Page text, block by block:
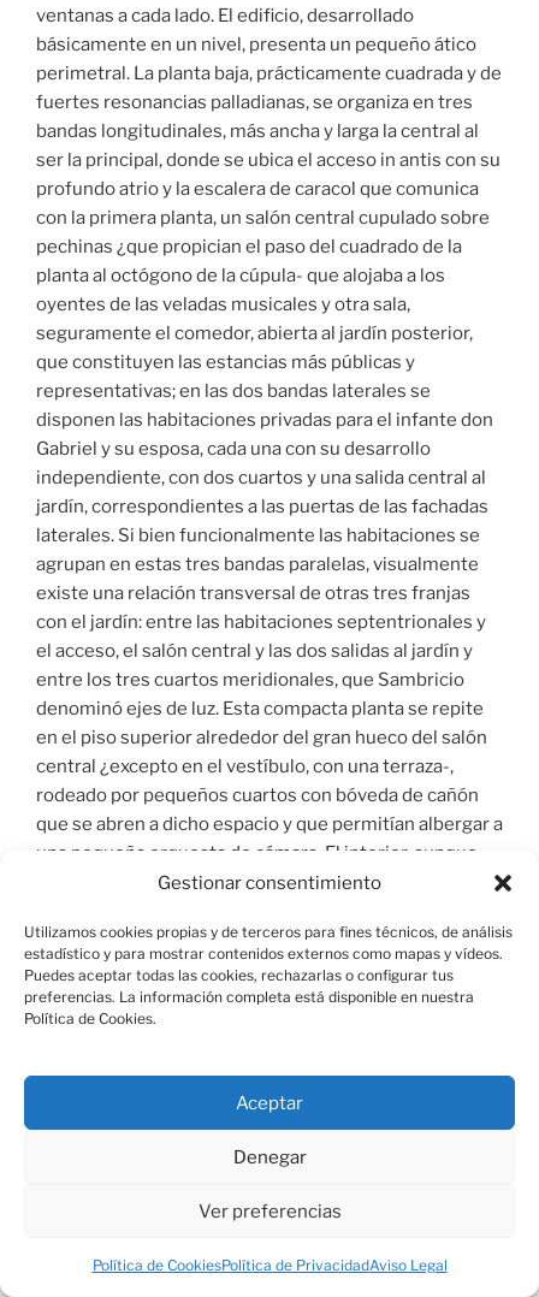
Gestionar consentimiento
Utilizamos cookies propias y de terceros para fines técnicos, de análisis
estadístico y para mostrar contenidos externos como mapas y vídeos.
Puedes aceptar todas las cookies, rechazarlas o configurar tus
preferencias. La información completa está disponible en nuestra
Política de Cookies.
Aceptar
Denegar
Ver preferencias
Política de CookiesPolítica de PrivacidadAviso Legal
ventanas a cada lado. El edificio, desarrollado
básicamente en un nivel, presenta un pequeño ático
perimetral. La planta baja, prácticamente cuadrada y de
fuertes resonancias palladianas, se organiza en tres
bandas longitudinales, más ancha y larga la central al
ser la principal, donde se ubica el acceso in antis con su
profundo atrio y la escalera de caracol que comunica
con la primera planta, un salón central cupulado sobre
pechinas ¿que propician el paso del cuadrado de la
planta al octógono de la cúpula- que alojaba a los
oyentes de las veladas musicales y otra sala,
seguramente el comedor, abierta al jardín posterior,
que constituyen las estancias más públicas y
representativas; en las dos bandas laterales se
disponen las habitaciones privadas para el infante don
Gabriel y su esposa, cada una con su desarrollo
independiente, con dos cuartos y una salida central al
jardín, correspondientes a las puertas de las fachadas
laterales. Si bien funcionalmente las habitaciones se
agrupan en estas tres bandas paralelas, visualmente
existe una relación transversal de otras tres franjas
con el jardín: entre las habitaciones septentrionales y
el acceso, el salón central y las dos salidas al jardín y
entre los tres cuartos meridionales, que Sambricio
denominó ejes de luz. Esta compacta planta se repite
en el piso superior alrededor del gran hueco del salón
central ¿excepto en el vestíbulo, con una terraza-,
rodeado por pequeños cuartos con bóveda de cañón
que se abren a dicho espacio y que permitían albergar a
una pequeña orquesta de cámara. El interior, aunque
variado en parte, conserva todavía su espléndida
Abajo-, entre la que destacan los frisos pompeyanos
con motivos musicales de la cúpula principal. Ha sido
considerado este conjunto como el ejemplo máximo
del Neoclasicismo español, en referencia a un grupo de
segunda mitad del siglo XVIII en franca contraposición
tradicionalmente atribuidos al propio Villanueva,
presentan, además de dispositivos de proyecto
clásicos, fuertes rasgos hispanos que tienden a la
fragmentación del conjunto y a la ruptura de la visión